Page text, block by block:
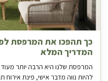
כך תהפכו את המרפסת
המדריך המלא
המרפסת שלנו היא הרבה יותר
להיות נווה מדבר אישי, פינת אירוח